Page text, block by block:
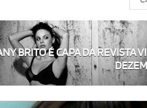
BRITO É CAPA DA REVISTA